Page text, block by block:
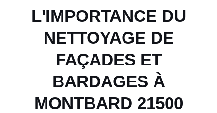
L'IMPORTANCE DU
NETTOYAGE DE
FAÇADES ET
BARDAGES À
MONTBARD 21500